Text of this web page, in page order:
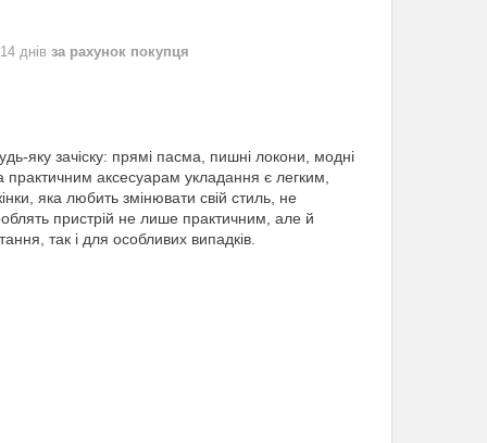
днів за рахунок покупця
яку зачіску: прямі пасма, пишні локони, модні
практичним аксесуарам укладання є легким,
яка любить змінювати свій стиль, не
пристрій не лише практичним, але й
так і для особливих випадків.